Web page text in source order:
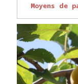
Moyens de